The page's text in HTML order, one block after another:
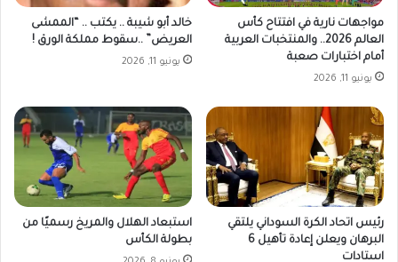
مواجهات نارية في افتتاح كأس
العالم 2026.. والمنتخبات العربية
أمام اختبارات صعبة
يونيو 11, 2026
خالد أبو شيبة .. يكتب .. “الممشى
العريض” ..سقوط مملكة الورق !
يونيو 11, 2026
رئيس اتحاد الكرة السوداني يلتقي
البرهان ويعلن إعادة تأهيل 6
استادات
استبعاد الهلال والمريخ رسميًا من
بطولة الكأس